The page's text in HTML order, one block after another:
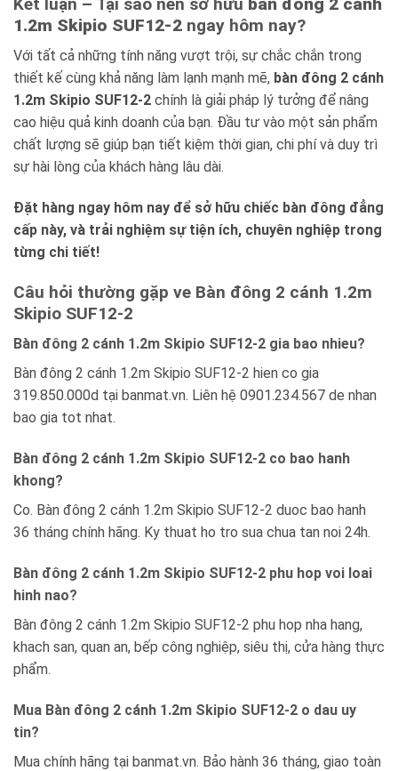
1.2m Skipio SUF12-2 ngay hôm nay?
Với tất cả những tính năng vượt trội, sự chắc chắn trong
thiết kế cùng khả năng làm lạnh mạnh mẽ, bàn đông 2 cánh
1.2m Skipio SUF12-2 chính là giải pháp lý tưởng để nâng
cao hiệu quả kinh doanh của bạn. Đầu tư vào một sản phẩm
chất lượng sẽ giúp bạn tiết kiệm thời gian, chi phí và duy trì
sự hài lòng của khách hàng lâu dài.
Đặt hàng ngay hôm nay để sở hữu chiếc bàn đông đẳng
cấp này, và trải nghiệm sự tiện ích, chuyên nghiệp trong
từng chi tiết!
Câu hỏi thường gặp ve Bàn đông 2 cánh 1.2m
Skipio SUF12-2
Bàn đông 2 cánh 1.2m Skipio SUF12-2 gia bao nhieu?
Bàn đông 2 cánh 1.2m Skipio SUF12-2 hien co gia
319.850.000d tại banmat.vn. Liên hệ 0901.234.567 de nhan
bao gia tot nhat.
Bàn đông 2 cánh 1.2m Skipio SUF12-2 co bao hanh
khong?
Co. Bàn đông 2 cánh 1.2m Skipio SUF12-2 duoc bao hanh
36 tháng chính hãng. Ky thuat ho tro sua chua tan noi 24h.
Bàn đông 2 cánh 1.2m Skipio SUF12-2 phu hop voi loai
hinh nao?
Bàn đông 2 cánh 1.2m Skipio SUF12-2 phu hop nha hang,
khach san, quan an, bếp công nghiệp, siêu thị, cửa hàng thực
phẩm.
Mua Bàn đông 2 cánh 1.2m Skipio SUF12-2 o dau uy
tin?
Mua chính hãng tại banmat.vn. Bảo hành 36 tháng, giao toàn